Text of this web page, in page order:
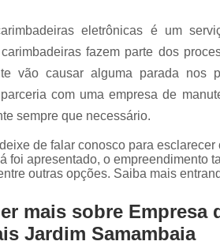
eletrônicas é um
fazem parte dos
vão causar alguma parada
com uma empresa de
sempre que necessário.
de falar conosco para
foi apresentado, o empreendimento
outras opções. Saiba mais
mais sobre
Jardim Samambaia